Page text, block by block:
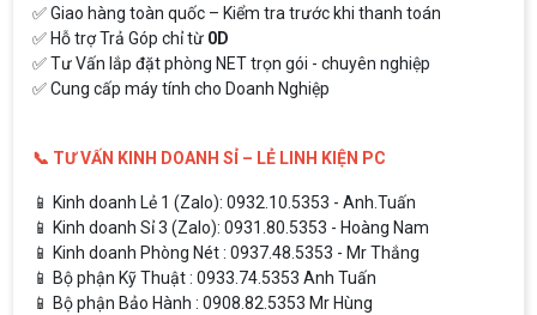
✅ Giao hàng toàn quốc – Kiểm tra trước khi thanh toán
✅ Hỗ trợ Trả Góp chỉ từ 0D
✅ Tư Vấn lắp đặt phòng NET trọn gói - chuyên nghiệp
✅ Cung cấp máy tính cho Doanh Nghiệp
📞 TƯ VẤN KINH DOANH SỈ – LẺ LINH KIỆN PC
📱 Kinh doanh Lẻ 1 (Zalo): 0932.10.5353 - Anh.Tuấn
📱 Kinh doanh Sỉ 3 (Zalo): 0931.80.5353 - Hoàng Nam
📱 Kinh doanh Phòng Nét : 0937.48.5353 - Mr Thắng
📱 Bộ phận Kỹ Thuật : 0933.74.5353 Anh Tuấn
📱 Bộ phận Bảo Hành : 0908.82.5353 Mr Hùng